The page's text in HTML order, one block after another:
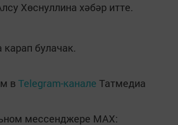
Хөснуллина хәбәр итте.
булачак.
в Telegram-канале Татмедиа
мессенджере MАХ: